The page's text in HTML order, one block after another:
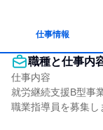
仕事情報
職種と仕事内
仕事内容
就労継続支援B型事
職業指導員を募集し